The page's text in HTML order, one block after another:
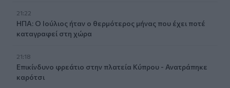
21:22
ΗΠΑ: Ο Ιούλιος ήταν ο θερμότερος μήνας που έχει ποτέ
καταγραφεί στη χώρα
21:18
Επικίνδυνο φρεάτιο στην πλατεία Κύπρου - Ανατράπηκε
καρότσι